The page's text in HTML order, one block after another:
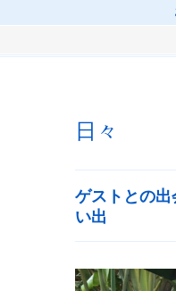
日々
ゲストとの
い出